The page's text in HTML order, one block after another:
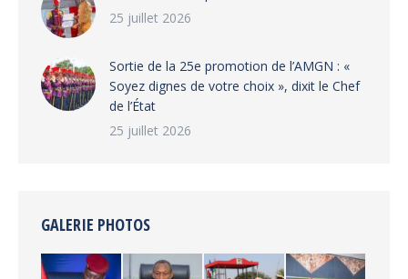
25 juillet 2026
‎Sortie de la 25e promotion de l’AMGN : «
Soyez dignes de votre choix », dixit le Chef
de l’État
25 juillet 2026
GALERIE PHOTOS